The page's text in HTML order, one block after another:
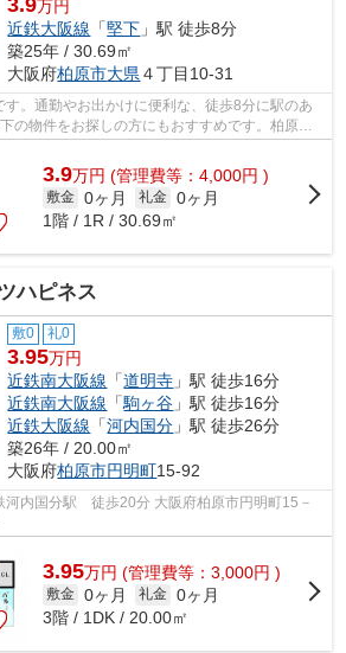
3.9万円
近鉄大阪線 「堅下 」駅 徒歩8分
築25年 / 30.69㎡
大阪府柏原市大県 ４丁目10-31
す。通勤やお出かけに便利な、徒歩8分に駅のあ
の物件をお探しの方にもおすすめです。柏原市
あの物件「...
3.9万円 (管理費等：4,000円 )
敷金 0ヶ月 礼金 0ヶ月
1階 / 1R / 30.69㎡
ハピネス
敷0 礼0
3.95万円
近鉄南大阪線 「道明寺 」駅 徒歩16分
近鉄南大阪線 「駒ヶ谷 」駅 徒歩16分
近鉄大阪線 「河内国分 」駅 徒歩26分
築26年 / 20.00㎡
大阪府柏原市円明町15-92
河内国分駅 徒歩20分 大阪府柏原市円明町15－
3.95万円 (管理費等：3,000円 )
敷金 0ヶ月 礼金 0ヶ月
3階 / 1DK / 20.00㎡